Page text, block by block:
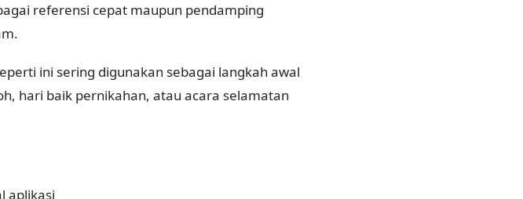
referensi cepat maupun pendamping
ini sering digunakan sebagai langkah awal
hari baik pernikahan, atau acara selamatan
aplikasi